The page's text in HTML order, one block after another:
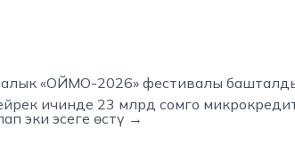
«ОЙМО-2026» фестивалы
ичинде 23 млрд сомго
эки эсеге өстү →